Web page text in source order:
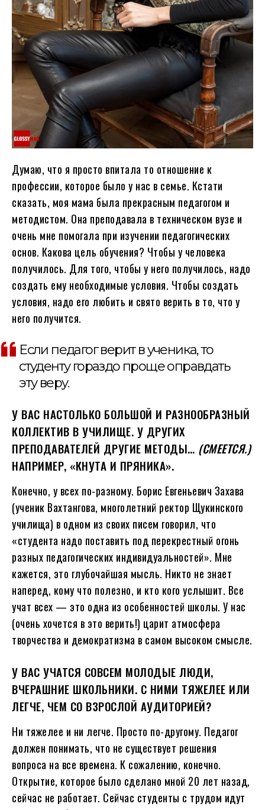
Думаю, что я просто впитала то отношение к
профессии, которое было у нас в семье. Кстати
сказать, моя мама была прекрасным педагогом и
методистом. Она преподавала в техническом вузе и
очень мне помогала при изучении педагогических
основ. Какова цель обучения? Чтобы у человека
получилось. Для того, чтобы у него получилось, надо
создать ему необходимые условия. Чтобы создать
условия, надо его любить и свято верить в то, что у
него получится.
Если педагог верит в ученика, то
студенту гораздо проще оправдать
эту веру.
У ВАС НАСТОЛЬКО БОЛЬШОЙ И РАЗНООБРАЗНЫЙ
КОЛЛЕКТИВ В УЧИЛИЩЕ. У ДРУГИХ
ПРЕПОДАВАТЕЛЕЙ ДРУГИЕ МЕТОДЫ… (СМЕЕТСЯ.)
НАПРИМЕР, «КНУТА И ПРЯНИКА».
Конечно, у всех по-разному. Борис Евгеньевич Захава
(ученик Вахтангова, многолетний ректор Щукинского
училища) в одном из своих писем говорил, что
«студента надо поставить под перекрестный огонь
разных педагогических индивидуальностей». Мне
кажется, это глубочайшая мысль. Никто не знает
наперед, кому что полезно, и кто кого услышит. Все
учат всех — это одна из особенностей школы. У нас
(очень хочется в это верить!) царит атмосфера
творчества и демократизма в самом высоком смысле.
У ВАС УЧАТСЯ СОВСЕМ МОЛОДЫЕ ЛЮДИ,
ВЧЕРАШНИЕ ШКОЛЬНИКИ. С НИМИ ТЯЖЕЛЕЕ ИЛИ
ЛЕГЧЕ, ЧЕМ СО ВЗРОСЛОЙ АУДИТОРИЕЙ?
Ни тяжелее и ни легче. Просто по-другому. Педагог
должен понимать, что не существует решения
вопроса на все времена. К сожалению, конечно.
Открытие, которое было сделано мной 20 лет назад,
сейчас не работает. Сейчас студенты с трудом идут